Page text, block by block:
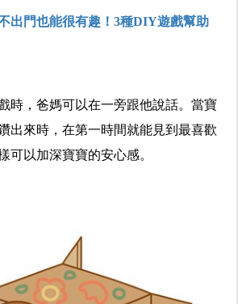
出門也能很有趣！3種DIY遊戲幫助
時，爸媽可以在一旁跟他說話。當寶
出來時，在第一時間就能見到最喜歡
可以加深寶寶的安心感。